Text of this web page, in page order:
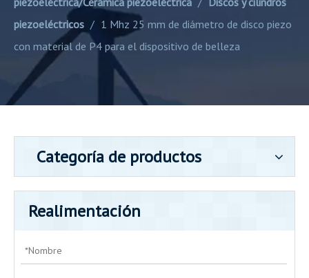
piezoeléctricos / 1 Mhz 25 mm de diámetro de disco piezo
con material de P4 para el dispositivo de belleza
Categoría de productos
Realimentación